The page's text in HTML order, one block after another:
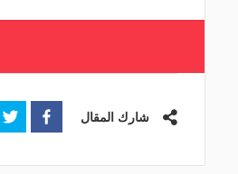
شارك المقال